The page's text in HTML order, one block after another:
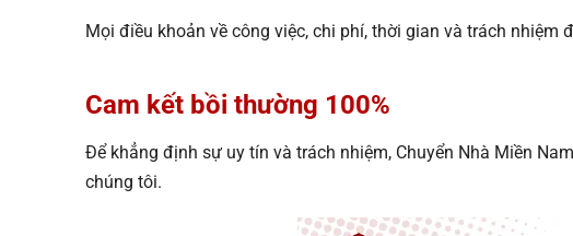
Mọi điều khoản về công việc, chi phí, thời gian và trách nhiệm
Cam kết bồi thường 100%
Để khẳng định sự uy tín và trách nhiệm, Chuyển Nhà Miền
chúng tôi.